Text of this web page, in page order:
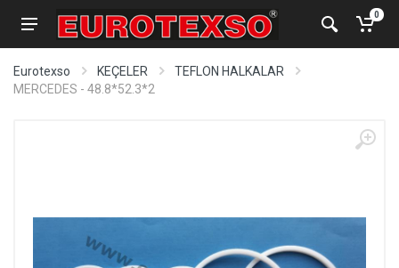
0
Eurotexso KEÇELER
TEFLON HALKALAR
MERCEDES - 48.8*52.3*2